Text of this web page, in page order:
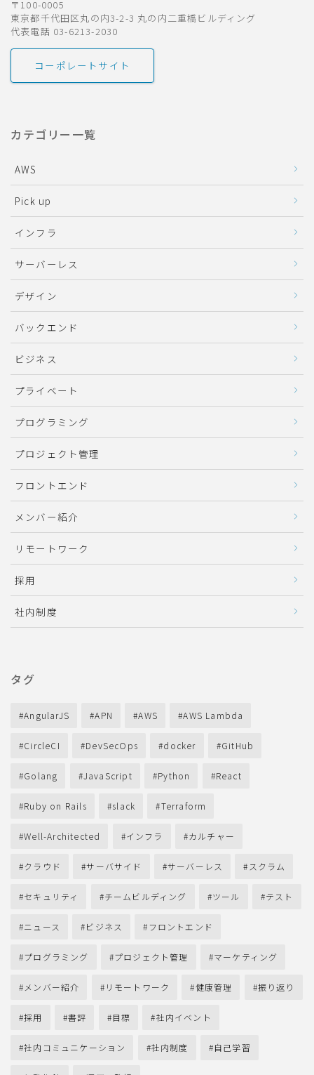
〒100-0005
東京都千代田区丸の内3-2-3 丸の内二重橋ビルディング
代表電話 03-6213-2030
コーポレートサイト
カテゴリー一覧
AWS
Pick up
インフラ
サーバーレス
デザイン
バックエンド
ビジネス
プライベート
プログラミング
プロジェクト管理
フロントエンド
メンバー紹介
リモートワーク
採用
社内制度
タグ
AngularJS APN AWS AWS Lambda
CircleCI DevSecOps docker GitHub
Golang JavaScript Python React
Ruby on Rails slack Terraform
Well-Architected インフラ カルチャー
クラウド サーバサイド サーバーレス スクラム
セキュリティ チームビルディング ツール テスト
ニュース ビジネス フロントエンド
プログラミング プロジェクト管理 マーケティング
メンバー紹介 リモートワーク 健康管理 振り返り
採用 書評 目標 社内イベント
社内コミュニケーション 社内制度 自己学習